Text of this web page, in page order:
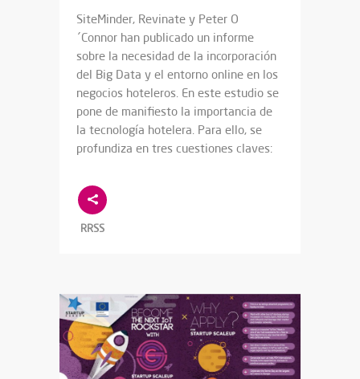
SiteMinder, Revinate y Peter O
´Connor han publicado un informe
sobre la necesidad de la incorporación
del Big Data y el entorno online en los
negocios hoteleros. En este estudio se
pone de manifiesto la importancia de
la tecnología hotelera. Para ello, se
profundiza en tres cuestiones claves:
RRSS